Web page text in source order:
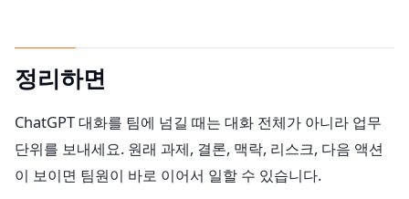
정리하면
ChatGPT 대화를 팀에 넘길 때는 대화 전체가 아니라 업무
단위를 보내세요. 원래 과제, 결론, 맥락, 리스크, 다음 액션
이 보이면 팀원이 바로 이어서 일할 수 있습니다.